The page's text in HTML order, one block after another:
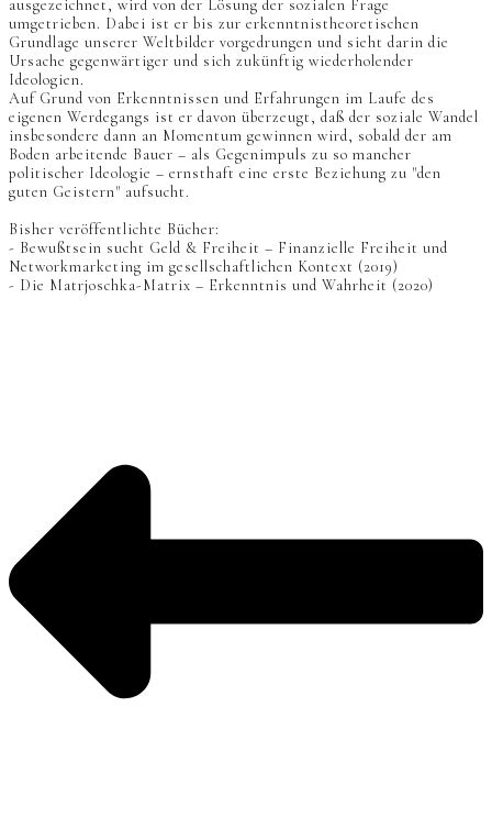
ausgezeichnet, wird von der Lösung der sozialen Frage
umgetrieben. Dabei ist er bis zur erkenntnistheoretischen
Grundlage unserer Weltbilder vorgedrungen und sieht darin die
Ursache gegenwärtiger und sich zukünftig wiederholender
Ideologien.
Auf Grund von Erkenntnissen und Erfahrungen im Laufe des
eigenen Werdegangs ist er davon überzeugt, daß der soziale Wandel
insbesondere dann an Momentum gewinnen wird, sobald der am
Boden arbeitende Bauer – als Gegenimpuls zu so mancher
politischer Ideologie – ernsthaft eine erste Beziehung zu "den
guten Geistern" aufsucht.
Bisher veröffentlichte Bücher:
- Bewußtsein sucht Geld & Freiheit – Finanzielle Freiheit und
Networkmarketing im gesellschaftlichen Kontext (2019)
- Die Matrjoschka-Matrix – Erkenntnis und Wahrheit (2020)